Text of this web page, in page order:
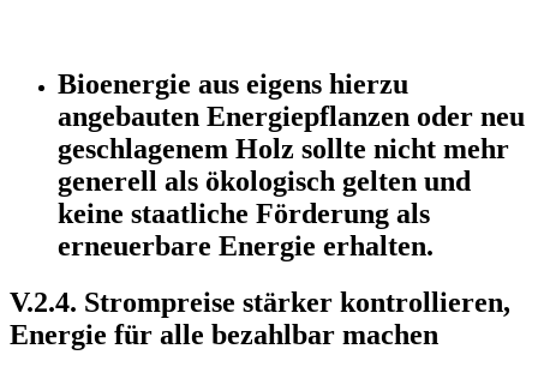
Bioenergie aus eigens hierzu
angebauten Energiepflanzen oder neu
geschlagenem Holz sollte nicht mehr
generell als ökologisch gelten und
keine staatliche Förderung als
erneuerbare Energie erhalten.
V.2.4. Strompreise stärker kontrollieren,
Energie für alle bezahlbar machen